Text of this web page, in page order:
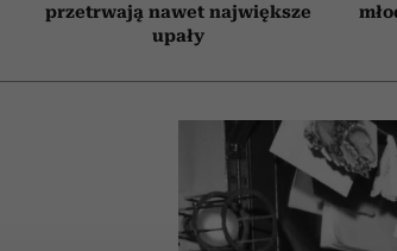
przetrwają nawet największe
upały